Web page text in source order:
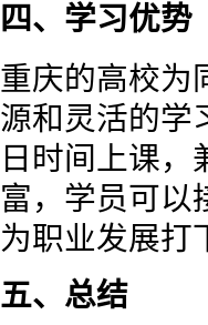
四、学习优势
重庆的高校为
源和灵活的学
日时间上课
富，学员可以
为职业发展打
五、总结